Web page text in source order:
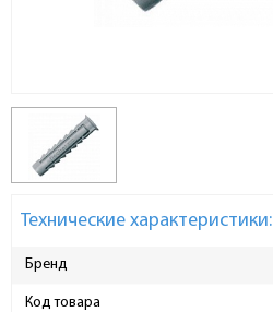
Технические характеристики:
Бренд
Код товара